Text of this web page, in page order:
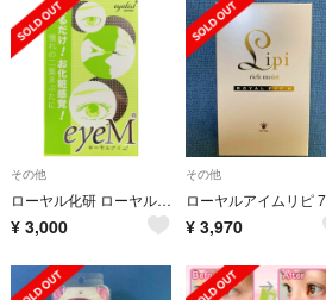
その他
ローヤル化研 ローヤルアイム 8ml s
¥ 3,000
その他
¥ 3,970